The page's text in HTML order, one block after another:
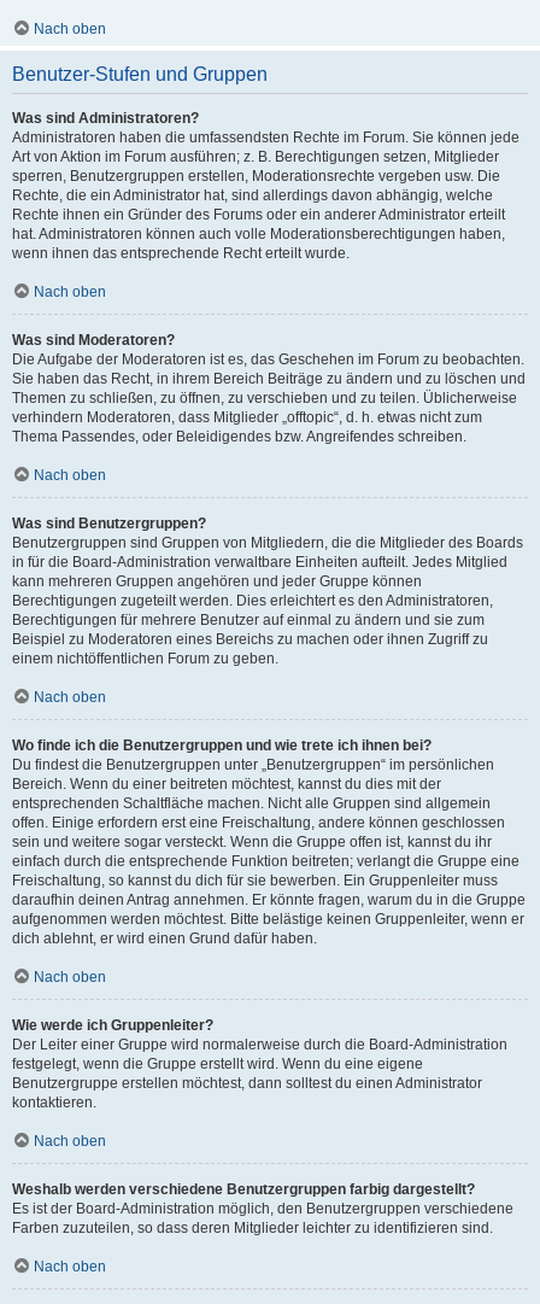
Nach oben
Benutzer-Stufen und Gruppen
Was sind Administratoren?
Administratoren haben die umfassendsten Rechte im Forum. Sie können jede
Art von Aktion im Forum ausführen; z. B. Berechtigungen setzen, Mitglieder
sperren, Benutzergruppen erstellen, Moderationsrechte vergeben usw. Die
Rechte, die ein Administrator hat, sind allerdings davon abhängig, welche
Rechte ihnen ein Gründer des Forums oder ein anderer Administrator erteilt
hat. Administratoren können auch volle Moderationsberechtigungen haben,
wenn ihnen das entsprechende Recht erteilt wurde.
Nach oben
Was sind Moderatoren?
Die Aufgabe der Moderatoren ist es, das Geschehen im Forum zu beobachten.
Sie haben das Recht, in ihrem Bereich Beiträge zu ändern und zu löschen und
Themen zu schließen, zu öffnen, zu verschieben und zu teilen. Üblicherweise
verhindern Moderatoren, dass Mitglieder „offtopic“, d. h. etwas nicht zum
Thema Passendes, oder Beleidigendes bzw. Angreifendes schreiben.
Nach oben
Was sind Benutzergruppen?
Benutzergruppen sind Gruppen von Mitgliedern, die die Mitglieder des Boards
in für die Board-Administration verwaltbare Einheiten aufteilt. Jedes Mitglied
kann mehreren Gruppen angehören und jeder Gruppe können
Berechtigungen zugeteilt werden. Dies erleichtert es den Administratoren,
Berechtigungen für mehrere Benutzer auf einmal zu ändern und sie zum
Beispiel zu Moderatoren eines Bereichs zu machen oder ihnen Zugriff zu
einem nichtöffentlichen Forum zu geben.
Nach oben
Wo finde ich die Benutzergruppen und wie trete ich ihnen bei?
Du findest die Benutzergruppen unter „Benutzergruppen“ im persönlichen
Bereich. Wenn du einer beitreten möchtest, kannst du dies mit der
entsprechenden Schaltfläche machen. Nicht alle Gruppen sind allgemein
offen. Einige erfordern erst eine Freischaltung, andere können geschlossen
sein und weitere sogar versteckt. Wenn die Gruppe offen ist, kannst du ihr
einfach durch die entsprechende Funktion beitreten; verlangt die Gruppe eine
Freischaltung, so kannst du dich für sie bewerben. Ein Gruppenleiter muss
daraufhin deinen Antrag annehmen. Er könnte fragen, warum du in die Gruppe
aufgenommen werden möchtest. Bitte belästige keinen Gruppenleiter, wenn er
dich ablehnt, er wird einen Grund dafür haben.
Nach oben
Wie werde ich Gruppenleiter?
Der Leiter einer Gruppe wird normalerweise durch die Board-Administration
festgelegt, wenn die Gruppe erstellt wird. Wenn du eine eigene
Benutzergruppe erstellen möchtest, dann solltest du einen Administrator
kontaktieren.
Nach oben
Weshalb werden verschiedene Benutzergruppen farbig dargestellt?
Es ist der Board-Administration möglich, den Benutzergruppen verschiedene
Farben zuzuteilen, so dass deren Mitglieder leichter zu identifizieren sind.
Nach oben